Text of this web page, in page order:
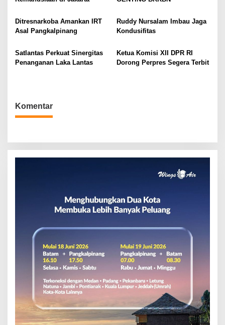
o
s
Ditresnarkoba Amankan IRT
Asal Pangkalpinang
Ruddy Nursalam Imbau Jaga
Kondusifitas
Satlantas Perkuat Sinergitas
Penanganan Laka Lantas
Ketua Komisi XII DPR RI
Dorong Perpres Segera Terbit
Komentar